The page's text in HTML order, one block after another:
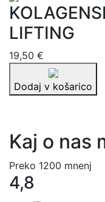
LIFTING
19,50 €
Dodaj v košarico
Kaj o nas
Preko 1200 mnenj
4,8